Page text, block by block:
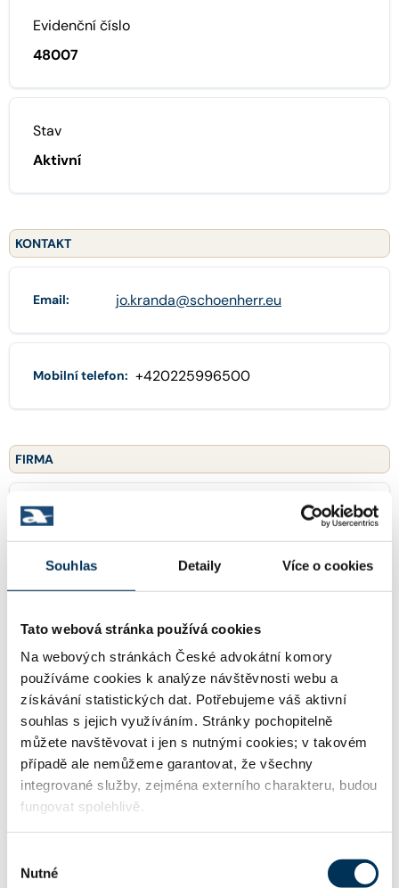
Souhlas Detaily Více o cookies
Tato webová stránka používá cookies
Na webových stránkách České advokátní komory
používáme cookies k analýze návštěvnosti webu a
získávání statistických dat. Potřebujeme váš aktivní
souhlas s jejich využíváním. Stránky pochopitelně
můžete navštěvovat i jen s nutnými cookies; v takovém
případě ale nemůžeme garantovat, že všechny
integrované služby, zejména externího charakteru, budou
fungovat spolehlivě.
souhlasu
Nutné
Evidenční číslo
48007
Stav
Aktivní
KONTAKT
Email: jo.kranda@schoenherr.eu
Mobilní telefon: +420225996500
FIRMA
Název:
Schönherr Rechtsanwälte GmbH, orga
Adresa: Jindřišská 937/16 , 11000 Praha
Email: m.kubanek@schoenherr.eu
Telefon: +420225996500